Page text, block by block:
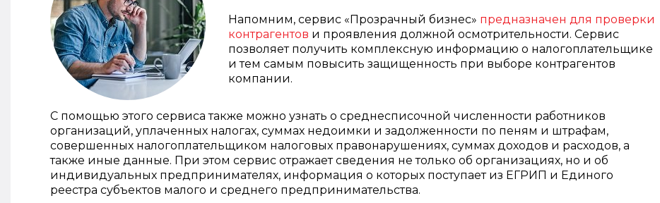
Напомним, сервис «Прозрачный бизнес» предназначен для проверки
контрагентов и проявления должной осмотрительности. Сервис
позволяет получить комплексную информацию о налогоплательщике
и тем самым повысить защищенность при выборе контрагентов
компании.
С помощью этого сервиса также можно узнать о среднесписочной численности работников
организаций, уплаченных налогах, суммах недоимки и задолженности по пеням и штрафам,
совершенных налогоплательщиком налоговых правонарушениях, суммах доходов и расходов, а
также иные данные. При этом сервис отражает сведения не только об организациях, но и об
индивидуальных предпринимателях, информация о которых поступает из ЕГРИП и Единого
реестра субъектов малого и среднего предпринимательства.